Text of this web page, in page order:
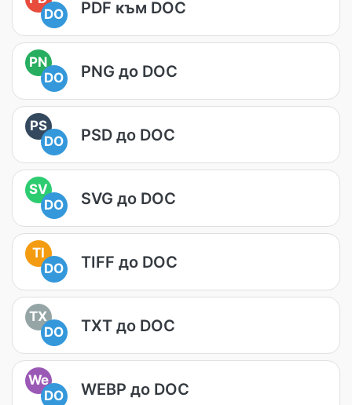
DO
PDF към DOC
PN
DO
PNG до DOC
PS
DO
PSD до DOC
SV
DO
SVG до DOC
TI
DO
TIFF до DOC
TX
DO
TXT до DOC
We
DO
WEBP до DOC